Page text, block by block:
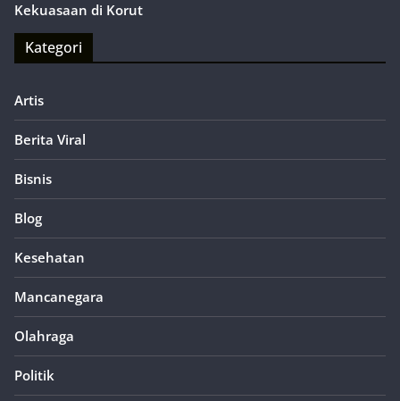
Kekuasaan di Korut
Kategori
Artis
Berita Viral
Bisnis
Blog
Kesehatan
Mancanegara
Olahraga
Politik